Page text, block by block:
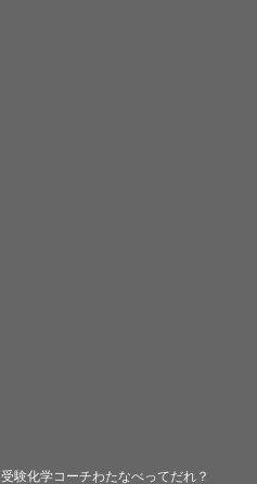
受験化学コーチわたなべってだれ？